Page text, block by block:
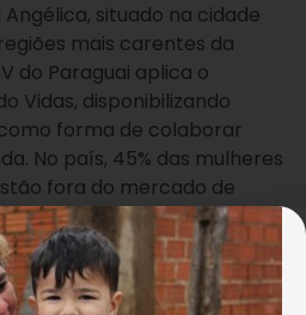
situado na cidade
mais carentes da
do Paraguai aplica o
Vidas, disponibilizando
forma de colaborar
No país, 45% das mulheres
fora do mercado de
beneficiadas pelas ações da
Mãe solteira de quatro